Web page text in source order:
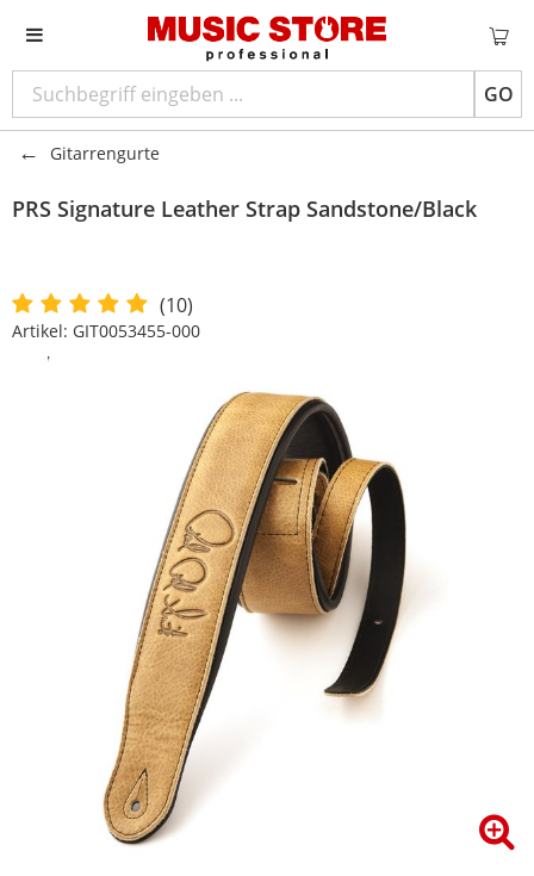
GO
Gitarrengurte
PRS Signature Leather Strap Sandstone/Black
(10)
Artikel: GIT0053455-000